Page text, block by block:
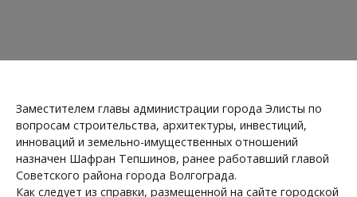
Заместителем главы администрации города Элисты по
вопросам строительства, архитектуры, инвестиций,
инноваций и земельно-имущественных отношений
назначен Шафран Тепшинов, ранее работавший главой
Советского района города Волгограда.
Как следует из справки, размещенной на сайте городской